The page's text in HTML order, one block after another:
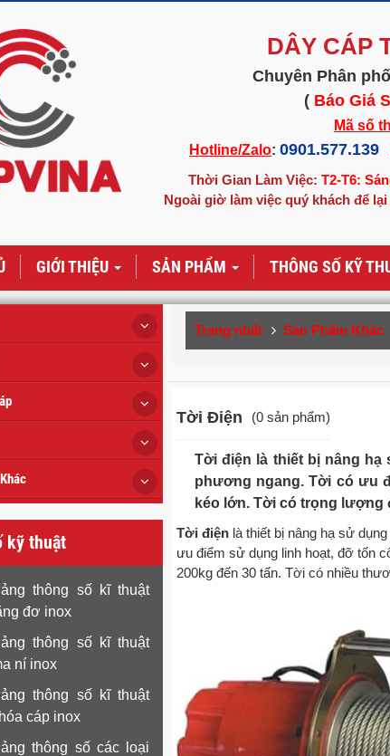
DÂY CÁP
Chuyên Phân
( Báo Giá
Mã số
Hotline/Zalo: 0901.577.139
Thời Gian Làm Việc: T2-T6:
Ngoài giờ làm việc quý khách để
GIỚI THIỆU SẢN PHẨM THÔNG SỐ KỸ
Trang nhất Sản Phẩm Khác
Tời Điện (0 sản phẩm)
Tời điện là thiết bị nâng hạ
phương ngang. Tời có ưu
kéo lớn. Tời có trọng lượng
Tời điện là thiết bị nâng hạ sử
ưu điểm sử dụng linh hoạt, đỡ tốn
200kg đến 30 tấn. Tời có nhiều
kỹ thuật
thông số kĩ thuật
đơ inox
thông số kĩ thuật
ní inox
thông số kĩ thuật
cáp inox
thông số các loại